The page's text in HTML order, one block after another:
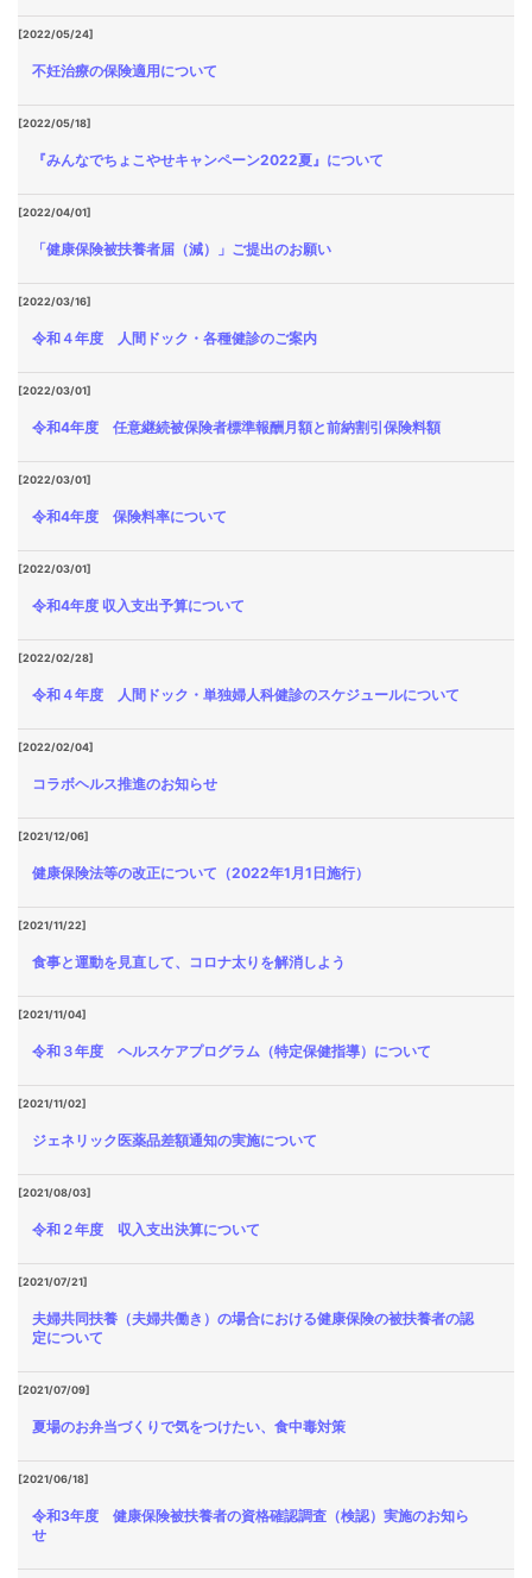
[2022/05/24]
不妊治療の保険適用について
[2022/05/18]
『みんなでちょこやせキャンペーン2022夏』について
[2022/04/01]
「健康保険被扶養者届（減）」ご提出のお願い
[2022/03/16]
令和４年度 人間ドック・各種健診のご案内
[2022/03/01]
令和4年度 任意継続被保険者標準報酬月額と前納割引保険料額
[2022/03/01]
令和4年度 保険料率について
[2022/03/01]
令和4年度 収入支出予算について
[2022/02/28]
令和４年度 人間ドック・単独婦人科健診のスケジュールについて
[2022/02/04]
コラボヘルス推進のお知らせ
[2021/12/06]
健康保険法等の改正について（2022年1月1日施行）
[2021/11/22]
食事と運動を見直して、コロナ太りを解消しよう
[2021/11/04]
令和３年度 ヘルスケアプログラム（特定保健指導）について
[2021/11/02]
ジェネリック医薬品差額通知の実施について
[2021/08/03]
令和２年度 収入支出決算について
[2021/07/21]
夫婦共同扶養（夫婦共働き）の場合における健康保険の被扶養者の認
定について
[2021/07/09]
夏場のお弁当づくりで気をつけたい、食中毒対策
[2021/06/18]
令和3年度 健康保険被扶養者の資格確認調査（検認）実施のお知ら
せ